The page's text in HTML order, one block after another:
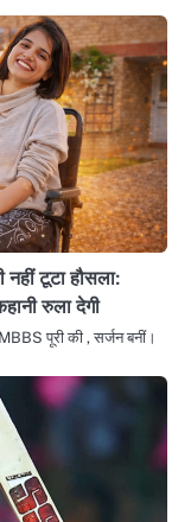
टूटा हौसला:
रुला देगी
पूरी की , सर्जन बनीं।